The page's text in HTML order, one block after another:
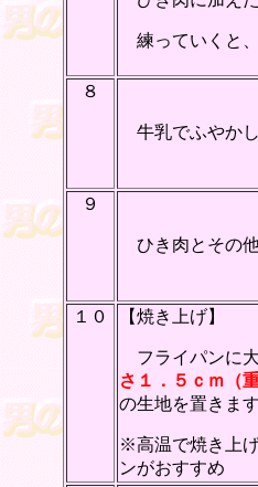
練っていくと、
８
牛乳でふやか
９
ひき肉とその
１０ 【焼き上げ】
フライパンに大
さ１．５ｃｍ（重
の生地を置きます
※高温で焼き上
ンがおすすめ